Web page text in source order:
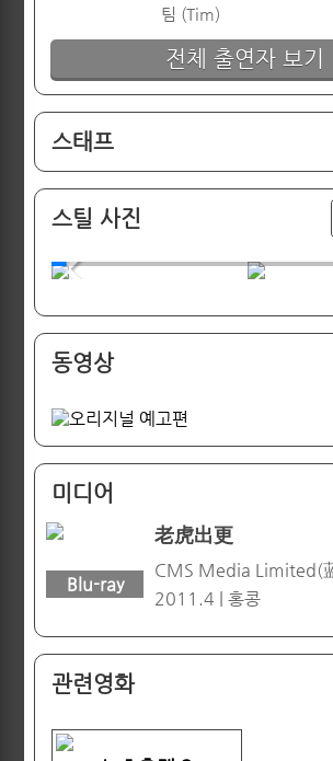
팀 (Tim)
전체 출연자 보기
스태프
스틸 사진
동영상
미디어
Blu-ray
老虎出更
2011.4 | 홍콩
관련영화